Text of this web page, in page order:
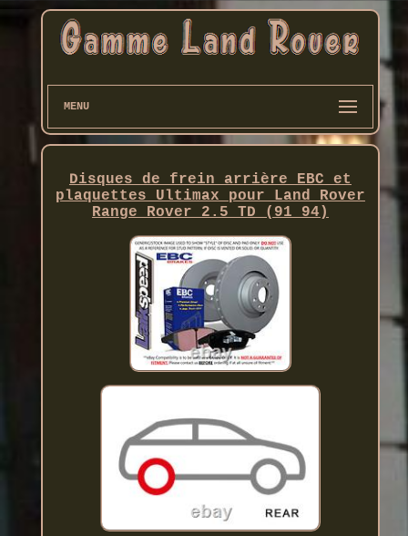
MENU
Disques de frein arrière EBC et
plaquettes Ultimax pour Land Rover
Range Rover 2.5 TD (91 94)